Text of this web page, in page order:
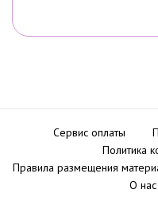
Сервис оплаты
Политика
Правила размещения
О нас